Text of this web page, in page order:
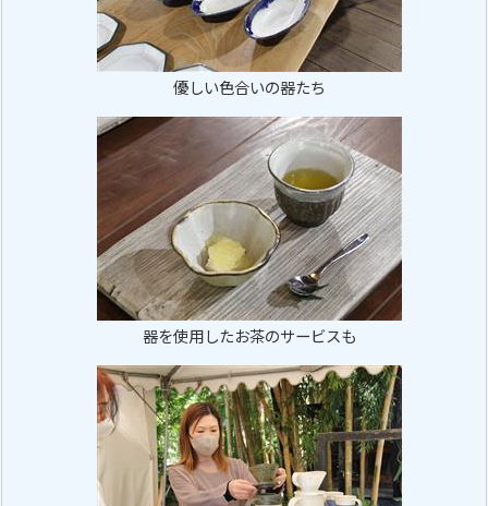
優しい色合いの器たち
器を使用したお茶のサービスも